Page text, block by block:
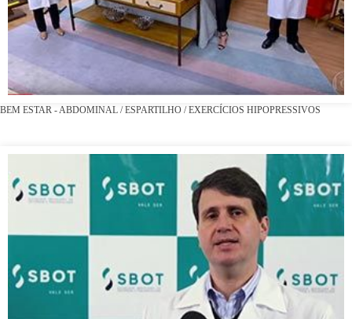
BEM ESTAR - ABDOMINAL / ESPARTILHO / EXERCÍCIOS HIPOPRESSIVOS